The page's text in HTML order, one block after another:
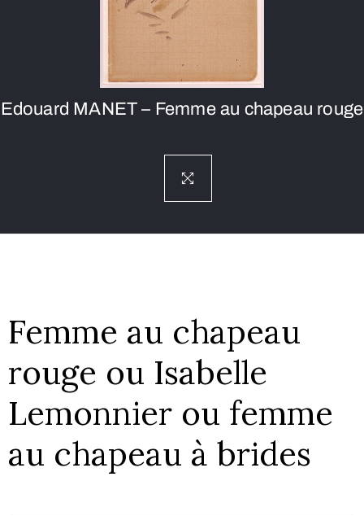
Edouard MANET – Femme au chapeau rouge
Femme au chapeau
rouge ou Isabelle
Lemonnier ou femme
au chapeau à brides